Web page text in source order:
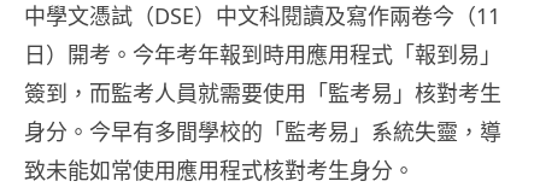
中學文憑試（DSE）中文科閱讀及寫作兩卷今（11
日）開考。今年考年報到時用應用程式「報到易」
簽到，而監考人員就需要使用「監考易」核對考生
身分。今早有多間學校的「監考易」系統失靈，導
致未能如常使用應用程式核對考生身分。